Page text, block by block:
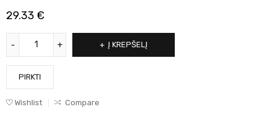
29.33 €
Į KREPŠELĮ
PIRKTI
Wishlist Compare